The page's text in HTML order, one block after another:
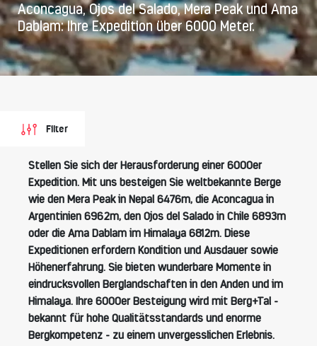
Aconcagua, Ojos del Salado, Mera Peak und Ama
Dablam: Ihre Expedition über 6000 Meter.
Filter
Stellen Sie sich der Herausforderung einer 6000er
Expedition. Mit uns besteigen Sie weltbekannte Berge
wie den Mera Peak in Nepal 6476m, die Aconcagua in
Argentinien 6962m, den Ojos del Salado in Chile 6893m
oder die Ama Dablam im Himalaya 6812m. Diese
Expeditionen erfordern Kondition und Ausdauer sowie
Höhenerfahrung. Sie bieten wunderbare Momente in
eindrucksvollen Berglandschaften in den Anden und im
Himalaya. Ihre 6000er Besteigung wird mit Berg+Tal -
bekannt für hohe Qualitätsstandards und enorme
Bergkompetenz - zu einem unvergesslichen Erlebnis.